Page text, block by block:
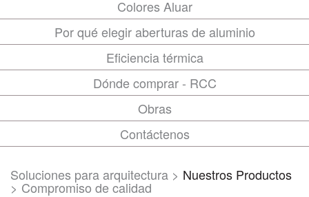
Colores Aluar
Por qué elegir aberturas de aluminio
Eficiencia térmica
Dónde comprar - RCC
Obras
Contáctenos
Soluciones para arquitectura > Nuestros Productos
> Compromiso de calidad